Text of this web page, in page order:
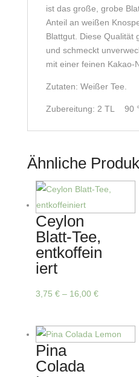
ist das große, grobe
Anteil an weißen
Blattgut. Diese Qualität
und schmeckt
mit einer feinen Kakao-
Zutaten: Weißer Tee.
Zubereitung: 2 TL 90
Ähnliche
Ceylon
Blatt-Tee,
entkoffein
iert
3,75 €– 16,00 €
Pina
Colada